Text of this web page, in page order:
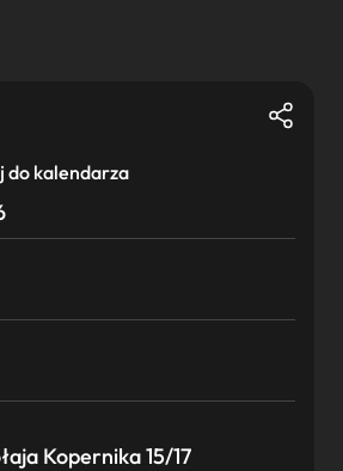
do kalendarza
Kopernika 15/17